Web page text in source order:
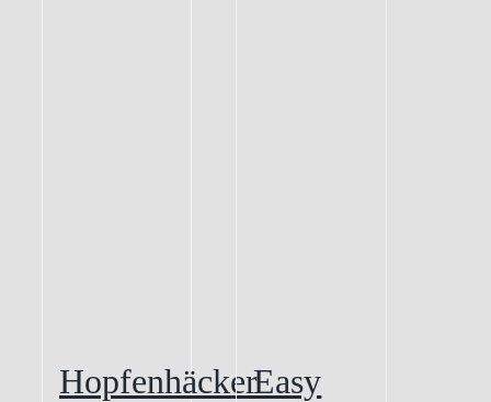
HopfenhäckerEasy